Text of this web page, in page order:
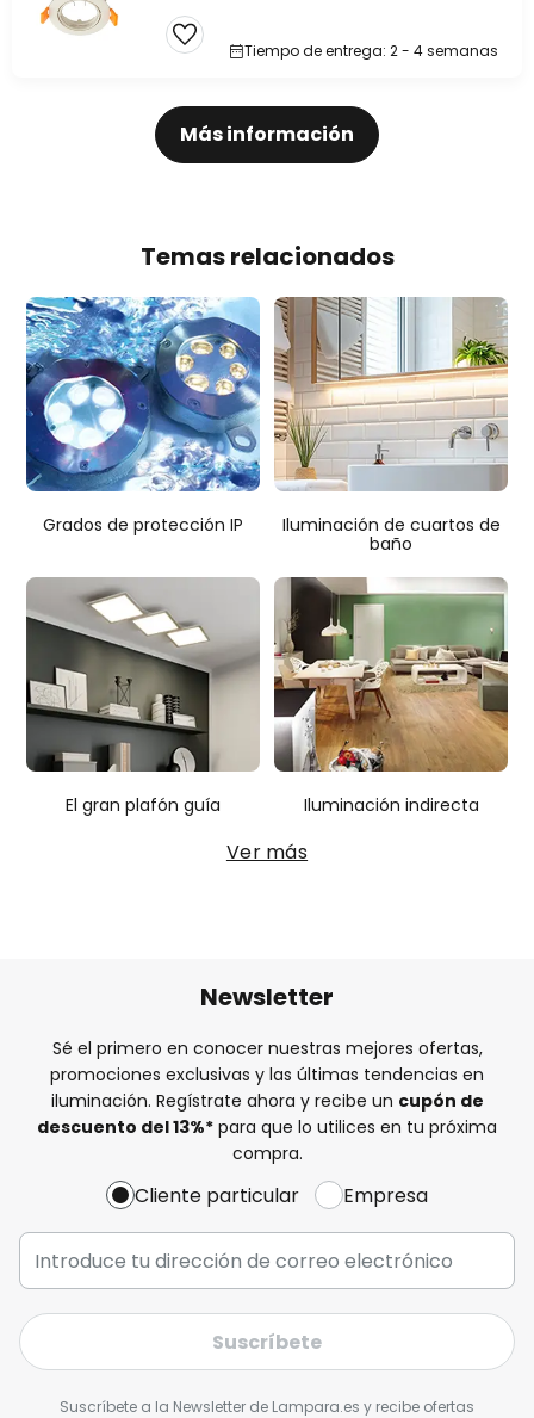
Tiempo de entrega: 2 - 4 semanas
Más información
Temas relacionados
Grados de protección IP
Iluminación de cuartos de
baño
El gran plafón guía Iluminación indirecta
Ver más
Newsletter
Sé el primero en conocer nuestras mejores ofertas,
promociones exclusivas y las últimas tendencias en
iluminación. Regístrate ahora y recibe un cupón de
descuento del13%* para que lo utilices en tu próxima
compra.
Cliente particular Empresa
Suscríbete
Suscríbete a la Newsletter de Lampara.es y recibe ofertas